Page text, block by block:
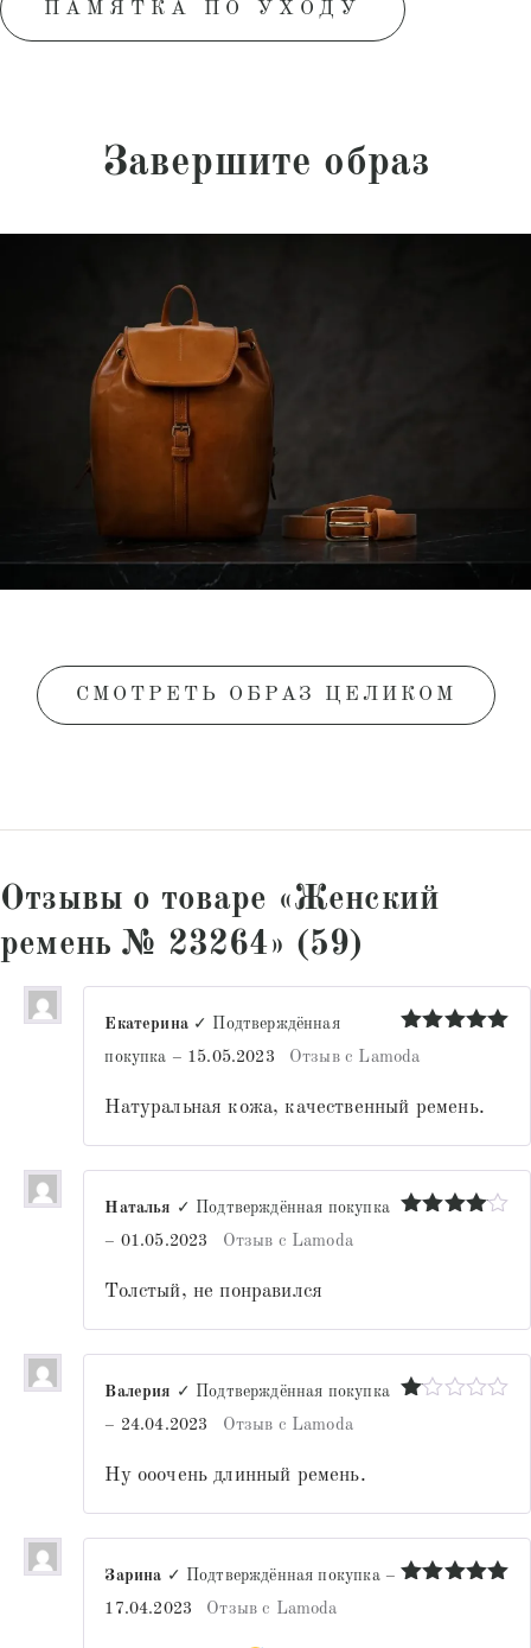
ПАМЯТКА ПО УХОДУ
Завершите образ
СМОТРЕТЬ ОБРАЗ ЦЕЛИКОМ
Отзывы о товаре «Женский
ремень № 23264» (59)
Оценка
из 5
Екатерина ✓ Подтверждённая
покупка – 15.05.2023 Отзыв с Lamoda
Натуральная кожа, качественный ремень.
Наталья ✓ Подтверждённая покупка
– 01.05.2023 Отзыв с Lamoda
Толстый, не понравился
Валерия ✓ Подтверждённая покупка
– 24.04.2023 Отзыв с Lamoda
Ну ооочень длинный ремень.
Зарина ✓ Подтверждённая покупка –
17.04.2023
Отзыв с Lamoda